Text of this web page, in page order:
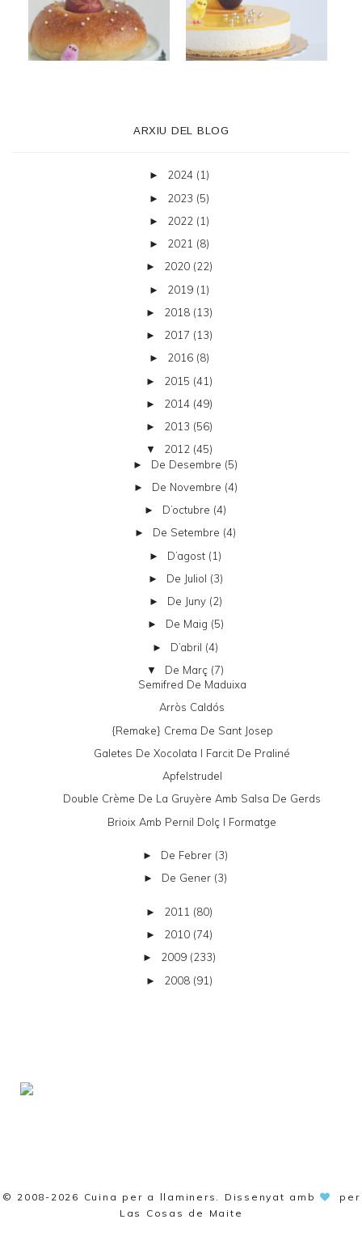
ARXIU DEL BLOG
► 2024 (1)
► 2023 (5)
► 2022 (1)
► 2021 (8)
► 2020 (22)
► 2019 (1)
► 2018 (13)
► 2017 (13)
► 2016 (8)
► 2015 (41)
► 2014 (49)
► 2013 (56)
▼ 2012 (45)
► De Desembre (5)
► De Novembre (4)
► D’octubre (4)
► De Setembre (4)
► D’agost (1)
► De Juliol (3)
► De Juny (2)
► De Maig (5)
► D’abril (4)
▼ De Març (7)
Semifred De Maduixa
Arròs Caldós
{remake} Crema De Sant Josep
Galetes De Xocolata I Farcit De Praliné
Apfelstrudel
Double Crème De La Gruyère Amb Salsa De Gerds
Brioix Amb Pernil Dolç I Formatge
► De Febrer (3)
► De Gener (3)
► 2011 (80)
► 2010 (74)
► 2009 (233)
► 2008 (91)
© 2008-2026 Cuina per a llaminers . Dissenyat amb
per
Las Cosas de Maite